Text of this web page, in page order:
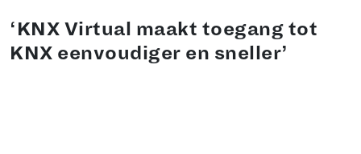
‘KNX Virtual maakt toegang tot
KNX eenvoudiger en sneller’